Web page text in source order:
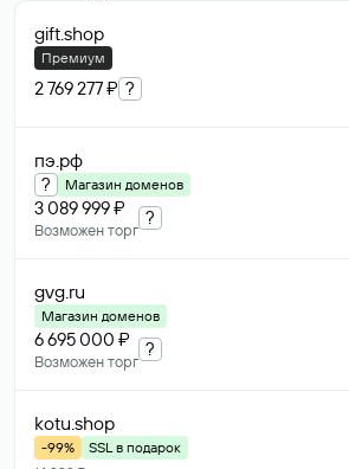
gift.shop
Премиум
2 769 277 ₽ ?
пэ.рф
? Магазин доменов
3 089 999 ₽
Возможен торг
?
gvg.ru
Магазин доменов
6 695 000 ₽
Возможен торг
?
kotu.shop
-99%
SSL в подарок